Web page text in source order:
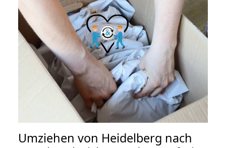
Umziehen von Heidelberg nach